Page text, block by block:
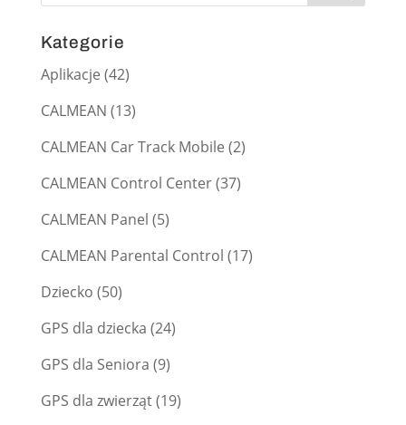
Kategorie
Aplikacje (42)
CALMEAN (13)
CALMEAN Car Track Mobile (2)
CALMEAN Control Center(37)
CALMEAN Panel (5)
CALMEAN Parental Control (17)
Dziecko (50)
GPS dla dziecka (24)
GPS dla Seniora (9)
GPS dla zwierząt(19)